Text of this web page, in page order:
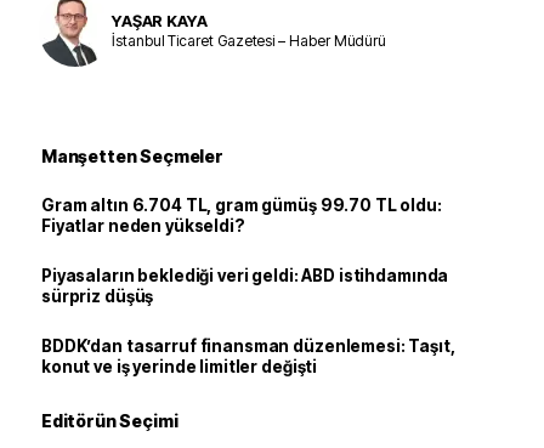
YAŞAR KAYA
İstanbul Ticaret Gazetesi – Haber Müdürü
Manşetten Seçmeler
Gram altın 6.704 TL, gram gümüş 99.70 TL oldu:
Fiyatlar neden yükseldi?
Piyasaların beklediği veri geldi: ABD istihdamında
sürpriz düşüş
BDDK’dan tasarruf finansman düzenlemesi: Taşıt,
konut ve iş yerinde limitler değişti
Editörün Seçimi